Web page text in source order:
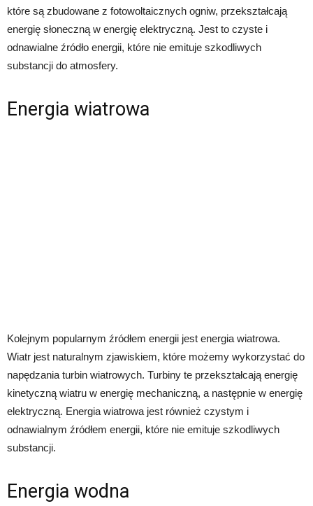
które są zbudowane z fotowoltaicznych ogniw, przekształcają
energię słoneczną w energię elektryczną. Jest to czyste i
odnawialne źródło energii, które nie emituje szkodliwych
substancji do atmosfery.
Energia wiatrowa
Kolejnym popularnym źródłem energii jest energia wiatrowa.
Wiatr jest naturalnym zjawiskiem, które możemy wykorzystać do
napędzania turbin wiatrowych. Turbiny te przekształcają energię
kinetyczną wiatru w energię mechaniczną, a następnie w energię
elektryczną. Energia wiatrowa jest również czystym i
odnawialnym źródłem energii, które nie emituje szkodliwych
substancji.
Energia wodna